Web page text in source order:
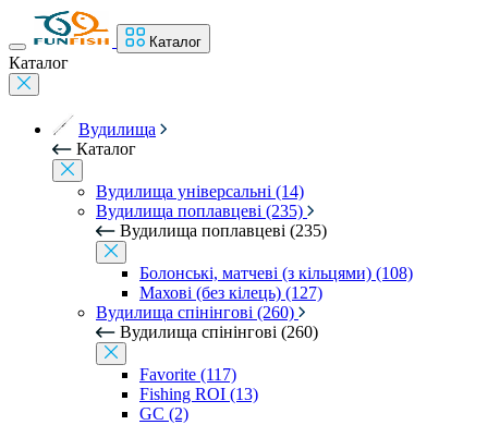
Каталог
Каталог
Вудилища
Каталог
Вудилища універсальні (14)
Вудилища поплавцеві (235)
Вудилища поплавцеві (235)
Болонські, матчеві (з кільцями) (108)
Махові (без кілець) (127)
Вудилища спінінгові (260)
Вудилища спінінгові (260)
Favorite (117)
Fishing ROI (13)
GC (2)